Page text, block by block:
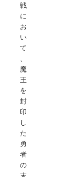
戦
に
お
い
て
、
魔
王
を
封
印
し
た
勇
者
の